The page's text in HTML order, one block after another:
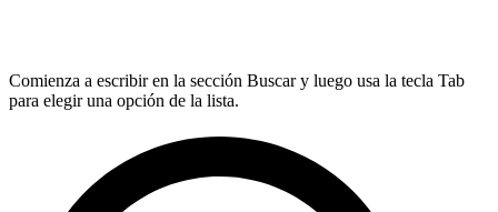
Comienza a escribir en la sección Buscar y luego usa la tecla Tab
para elegir una opción de la lista.